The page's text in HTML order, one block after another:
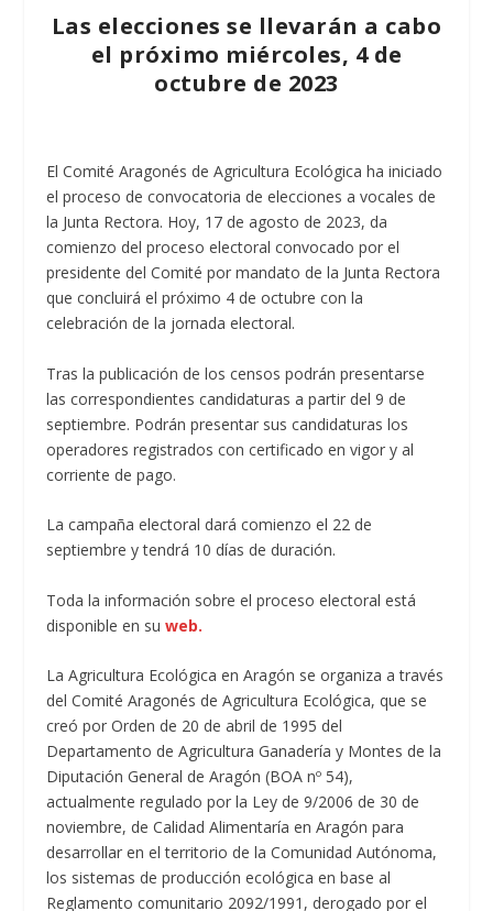
Las elecciones se llevarán a cabo
el próximo miércoles, 4 de
octubre de 2023
El Comité Aragonés de Agricultura Ecológica ha iniciado
el proceso de convocatoria de elecciones a vocales de
la Junta Rectora. Hoy, 17 de agosto de 2023, da
comienzo del proceso electoral convocado por el
presidente del Comité por mandato de la Junta Rectora
que concluirá el próximo 4 de octubre con la
celebración de la jornada electoral.
Tras la publicación de los censos podrán presentarse
las correspondientes candidaturas a partir del 9 de
septiembre. Podrán presentar sus candidaturas los
operadores registrados con certificado en vigor y al
corriente de pago.
La campaña electoral dará comienzo el 22 de
septiembre y tendrá 10 días de duración.
Toda la información sobre el proceso electoral está
disponible en suweb.
La Agricultura Ecológica en Aragón se organiza a través
del Comité Aragonés de Agricultura Ecológica, que se
creó por Orden de 20 de abril de 1995 del
Departamento de Agricultura Ganadería y Montes de la
Diputación General de Aragón (BOA nº 54),
actualmente regulado por la Ley de 9/2006 de 30 de
noviembre, de Calidad Alimentaría en Aragón para
desarrollar en el territorio de la Comunidad Autónoma,
los sistemas de producción ecológica en base al
Reglamento comunitario 2092/1991, derogado por el